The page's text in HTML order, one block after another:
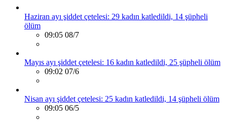
Haziran ayı şiddet çetelesi: 29 kadın katledildi, 14 şüpheli
ölüm
09:05 08/7
Mayıs ayı şiddet çetelesi: 16 kadın katledildi, 25 şüpheli ölüm
09:02 07/6
Nisan ayı şiddet çetelesi: 25 kadın katledildi, 14 şüpheli ölüm
09:05 06/5